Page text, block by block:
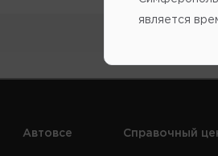
Автовсе Справочный
является